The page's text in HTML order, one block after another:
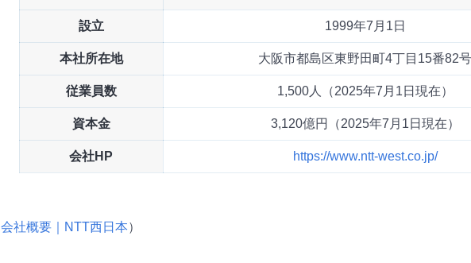
設立 1999年7月1日
本社所在地 大阪市都島区東野田町4丁目15番82号
従業員数 1,500人（2025年7月1日現在）
資本金 3,120億円（2025年7月1日現在）
会社HP https://www.ntt-west.co.jp/
会社概要｜NTT西日本）